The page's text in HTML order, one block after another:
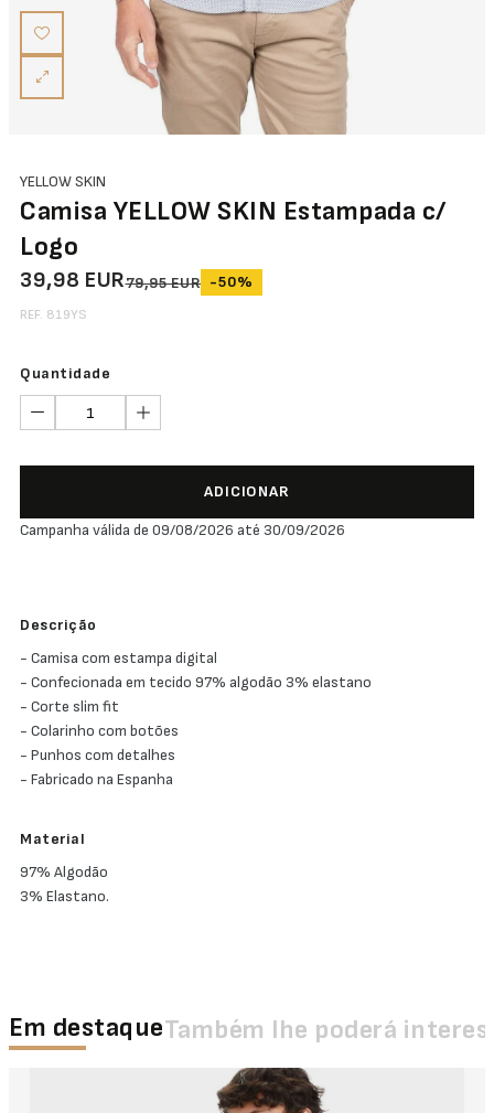
YELLOW SKIN
Camisa YELLOW SKIN Estampada c/
Logo
39,98 EUR79,95 EUR -50%
REF. 819YS
Quantidade
ADICIONAR
Campanha válida de 09/08/2026 até 30/09/2026
Descrição
- Camisa com estampa digital
- Confecionada em tecido 97% algodão 3% elastano
- Corte slim fit
- Colarinho com botões
- Punhos com detalhes
- Fabricado na Espanha
Material
97% Algodão
3% Elastano.
Em destaqueTambém lhe poderá